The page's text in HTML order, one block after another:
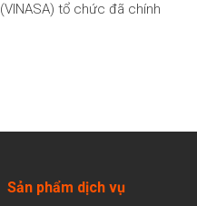
tổ chức đã chính
Sản phẩm dịch vụ